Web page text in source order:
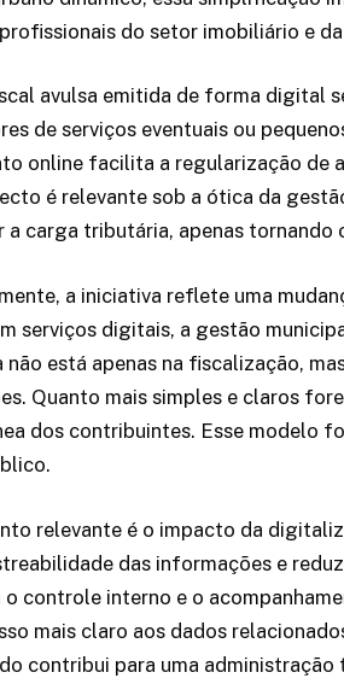
do setor imobiliário e
avulsa emitida de forma digital
de serviços eventuais ou
online facilita a regularização de
é relevante sob a ótica da
a carga tributária, apenas tornando
a iniciativa reflete uma
serviços digitais, a gestão
está apenas na fiscalização,
Quanto mais simples e claros
dos contribuintes. Esse modelo
relevante é o impacto da
das informações e
controle interno e o
mais claro aos dados
contribui para uma